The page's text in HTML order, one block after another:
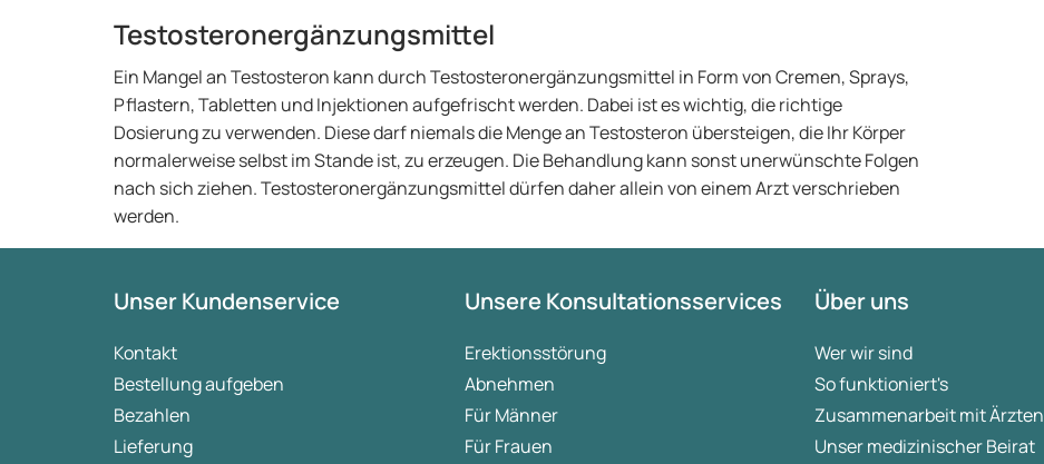
Testosteronergänzungsmittel
Ein Mangel an Testosteron kann durch Testosteronergänzungsmittel in Form von Cremen, Sprays,
Pflastern, Tabletten und Injektionen aufgefrischt werden. Dabei ist es wichtig, die richtige
Dosierung zu verwenden. Diese darf niemals die Menge an Testosteron übersteigen, die Ihr Körper
normalerweise selbst im Stande ist, zu erzeugen. Die Behandlung kann sonst unerwünschte Folgen
nach sich ziehen. Testosteronergänzungsmittel dürfen daher allein von einem Arzt verschrieben
werden.
Unser Kundenservice
Kontakt
Bestellung aufgeben
Bezahlen
Lieferung
Unsere Konsultationsservices
Erektionsstörung
Abnehmen
Für Männer
Für Frauen
Über uns
Wer wir sind
So funktioniert's
Zusammenarbeit mit Ärzten
Unser medizinischer Beirat